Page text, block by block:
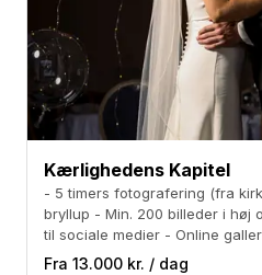
Kærlighedens Kapitel
- 5 timers fotografering (fra
bryllup - Min. 200 billeder i høj
til sociale medier - Online
billeder indenfor 1 uge.
Fra 13.000 kr. / dag